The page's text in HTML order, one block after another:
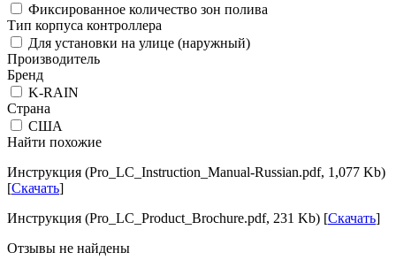
Фиксированное количество зон полива
Тип корпуса контроллера
Для установки на улице (наружный)
Производитель
Бренд
K-RAIN
Страна
США
Найти похожие
Инструкция (Pro_LC_Instruction_Manual-Russian.pdf, 1,077 Kb)
[Скачать]
Инструкция (Pro_LC_Product_Brochure.pdf, 231 Kb) [Скачать]
Отзывы не найдены